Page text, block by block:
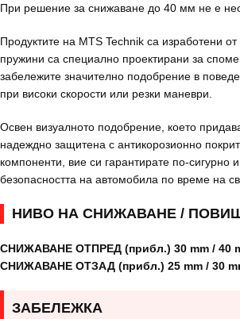
При решение за снижаване до 40 мм не е
Продуктите на MTS Technik са изработени
пружини са специално проектирани за
забележите значително подобрение в
при високи скорости или резки маневри.
Освен визуалното подобрение, което
надеждно защитена с антикорозионно
компоненти, вие си гарантирате по-
безопасността на автомобила по време на
НИВО НА СНИЖАВАНЕ /
СНИЖАВАНЕ ОТПРЕД (прибл.) 30 mm / 40
СНИЖАВАНЕ ОТЗАД (прибл.) 25 mm / 30
ЗАБЕЛЕЖКА